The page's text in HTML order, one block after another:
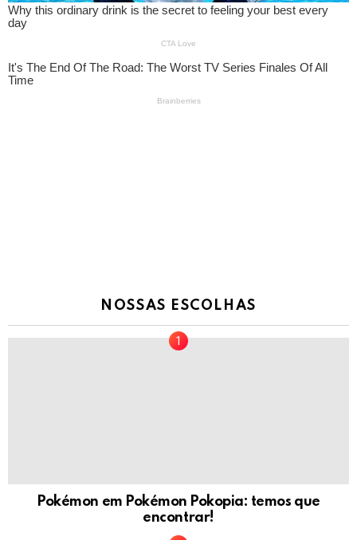
NOSSAS ESCOLHAS
Pokémon em Pokémon Pokopia: temos que
encontrar!